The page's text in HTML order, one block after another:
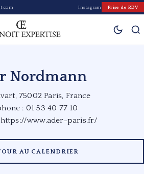
Instagram Prise de RDV
Nordmann
75002 Paris, France
: 01 53 40 77 10
https://www.ader-paris.fr/
AU CALENDRIER